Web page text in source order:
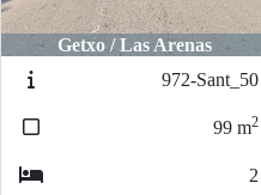
Getxo / Las Arenas
972-Sant_50
99 m2
2